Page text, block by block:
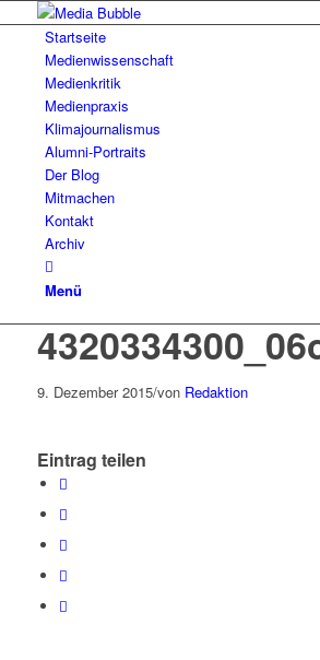
Startseite
Medienwissenschaft
Medienkritik
Medienpraxis
Klimajournalismus
Alumni-Portraits
Der Blog
Mitmachen
Kontakt
Archiv
Menü
9. Dezember 2015/von Redaktion
Eintrag teilen